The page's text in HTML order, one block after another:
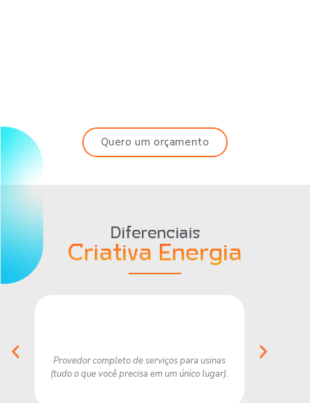
Quero um orçamento
Diferenciais
Criativa Energia
Provedor completo de serviços para usinas
(tudo o que você precisa em um único lugar).
Empresa